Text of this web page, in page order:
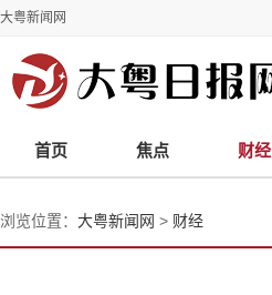
大粤新闻网
首页 焦点 财经
浏览位置： 大粤新闻网 > 财经